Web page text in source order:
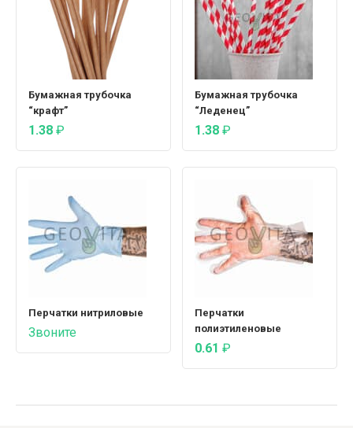
Бумажная трубочка
“крафт”
1.38 ₽
Бумажная трубочка
“Леденец”
1.38 ₽
Перчатки нитриловые
Звоните
Перчатки
полиэтиленовые
0.61 ₽